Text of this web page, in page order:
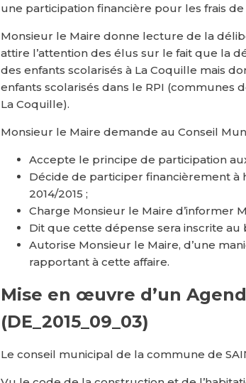
une participation financière pour les frais
Monsieur le Maire donne lecture de la
attire l’attention des élus sur le fait que la
des enfants scolarisés à La Coquille mais
enfants scolarisés dans le RPI (communes
La Coquille).
Monsieur le Maire demande au Conseil
Accepte le principe de participation
Décide de participer financièrement à
2014/2015 ;
Charge Monsieur le Maire d’informer
Dit que cette dépense sera inscrite au
Autorise Monsieur le Maire, d’une
rapportant à cette affaire.
Mise en œuvre d’un
(DE_2015_09_03)
Le conseil municipal de la commune de